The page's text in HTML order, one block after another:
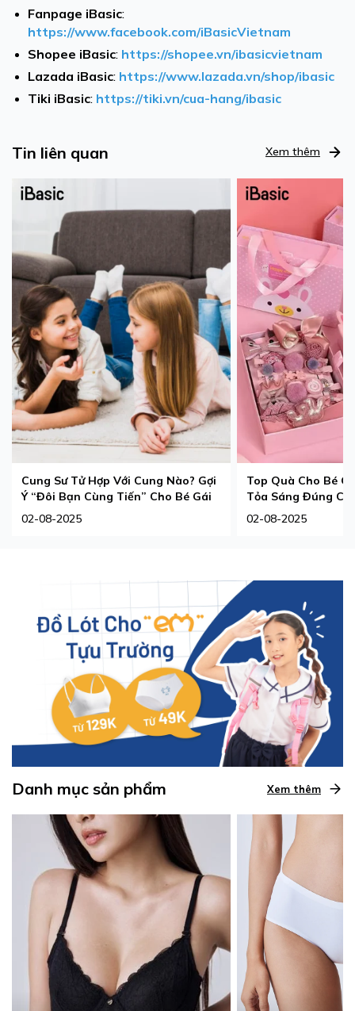
Fanpage iBasic:
https://www.facebook.com/iBasicVietnam
Shopee iBasic: https://shopee.vn/ibasicvietnam
Lazada iBasic: https://www.lazada.vn/shop/ibasic
Tiki iBasic: https://tiki.vn/cua-hang/ibasic
Tin liên quan Xem thêm
Cung Sư Tử Hợp Với Cung Nào? Gợi
Ý “Đôi Bạn Cùng Tiến” Cho Bé Gái
02-08-2025
Top Quà Cho Bé
Tỏa Sáng Đúng
02-08-2025
Danh mục sản phẩm Xem thêm